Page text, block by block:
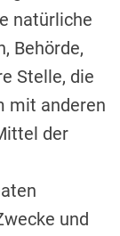
natürliche
Behörde,
Stelle, die
mit anderen
der
und